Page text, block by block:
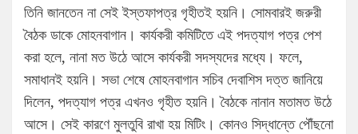
তিনি জানতেন না সেই ইস্তফাপত্র গৃহীতই হয়নি। সোমবারই জরুরী
বৈঠক ডাকে মোহনবাগান। কার্যকরী কমিটিতে এই পদত্যাগ পত্র পেশ
করা হলে, নানা মত উঠে আসে কার্যকরী সদস্যদের মধ্যে। ফলে,
সমাধানই হয়নি। সভা শেষে মোহনবাগান সচিব দেবাশিস দত্ত জানিয়ে
দিলেন, পদত্যাগ পত্র এখনও গৃহীত হয়নি। বৈঠকে নানান মতামত উঠে
আসে। সেই কারণে মুলতুবি রাখা হয় মিটিং। কোনও সিদ্ধান্তে পৌঁছনো